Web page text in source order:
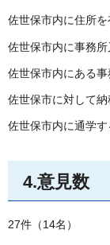
佐世保市内に住所
佐世保市内に事務
佐世保市内にある
佐世保市に対して
佐世保市内に通学す
4.意見数
27件（14名）